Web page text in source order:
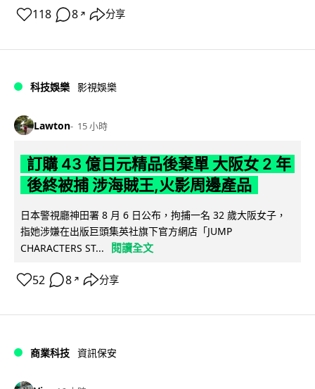
118 8 ↗ 分享
科技娛樂 影視娛樂
Lawton 15 小時
訂購 43 億日元精品後棄單 大阪女 2 年
後終被捕 涉海賊王,火影周邊產品
日本警視廳神田署 8 月 6 日公布，拘捕一名 32 歲大阪女子，
指她涉嫌在出版巨頭集英社旗下官方網店「JUMP
CHARACTERS ST...
閱讀全文
52 8 ↗ 分享
商業科技 資訊保安